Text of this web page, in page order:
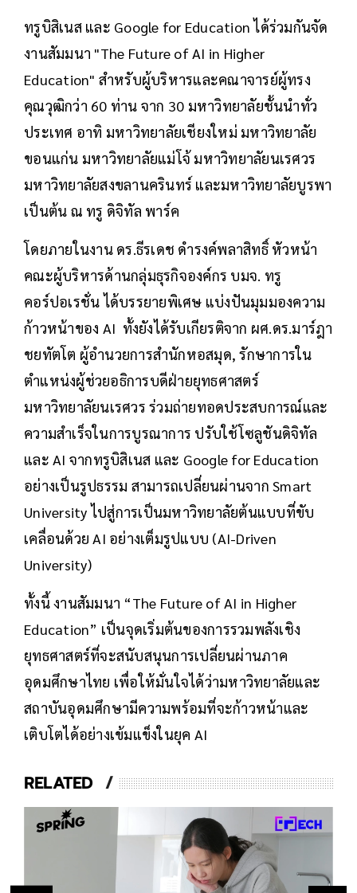
ทรูบิสิเนส และ Google for Education ได้ร่วมกันจัด
งานสัมมนา "The Future of AI in Higher
Education" สำหรับผู้บริหารและคณาจารย์ผู้ทรง
คุณวุฒิกว่า 60 ท่าน จาก 30 มหาวิทยาลัยชั้นนำทั่ว
ประเทศ อาทิ มหาวิทยาลัยเชียงใหม่ มหาวิทยาลัย
ขอนแก่น มหาวิทยาลัยแม่โจ้ มหาวิทยาลัยนเรศวร
มหาวิทยาลัยสงขลานครินทร์ และมหาวิทยาลัยบูรพา
เป็นต้น ณ ทรู ดิจิทัล พาร์ค
โดยภายในงาน ดร.ธีรเดช ดำรงค์พลาสิทธิ์ หัวหน้า
คณะผู้บริหารด้านกลุ่มธุรกิจองค์กร บมจ. ทรู
คอร์ปอเรชั่น ได้บรรยายพิเศษ แบ่งปันมุมมองความ
ก้าวหน้าของ AI ทั้งยังได้รับเกียรติจาก ผศ.ดร.มาร์ฎา
ชยทัตโต ผู้อำนวยการสำนักหอสมุด, รักษาการใน
ตำแหน่งผู้ช่วยอธิการบดีฝ่ายยุทธศาสตร์
มหาวิทยาลัยนเรศวร ร่วมถ่ายทอดประสบการณ์และ
ความสำเร็จในการบูรณาการ ปรับใช้โซลูชันดิจิทัล
และ AI จากทรูบิสิเนส และ Google for Education
อย่างเป็นรูปธรรม สามารถเปลี่ยนผ่านจาก Smart
University ไปสู่การเป็นมหาวิทยาลัยต้นแบบที่ขับ
เคลื่อนด้วย AI อย่างเต็มรูปแบบ (AI-Driven
University)
ทั้งนี้ งานสัมมนา “The Future of AI in Higher
Education” เป็นจุดเริ่มต้นของการรวมพลังเชิง
ยุทธศาสตร์ที่จะสนับสนุนการเปลี่ยนผ่านภาค
อุดมศึกษาไทย เพื่อให้มั่นใจได้ว่ามหาวิทยาลัยและ
สถาบันอุดมศึกษามีความพร้อมที่จะก้าวหน้าและ
เติบโตได้อย่างเข้มแข็งในยุค AI
RELATED